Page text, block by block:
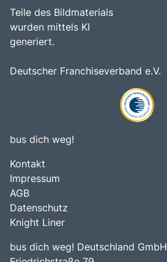
Teile des Bildmaterials
wurden mittels KI
generiert.
Deutscher Franchiseverband e.V.
bus dich weg!
Kontakt
Impressum
AGB
Datenschutz
Knight Liner
bus dich weg! Deutschland GmbH